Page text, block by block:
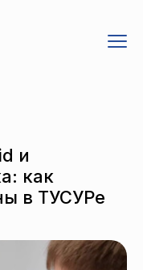
и
как
в ТУСУРе